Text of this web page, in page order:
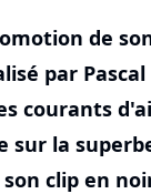
de
par
courants
la
clip en